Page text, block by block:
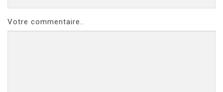
Votre commentaire..